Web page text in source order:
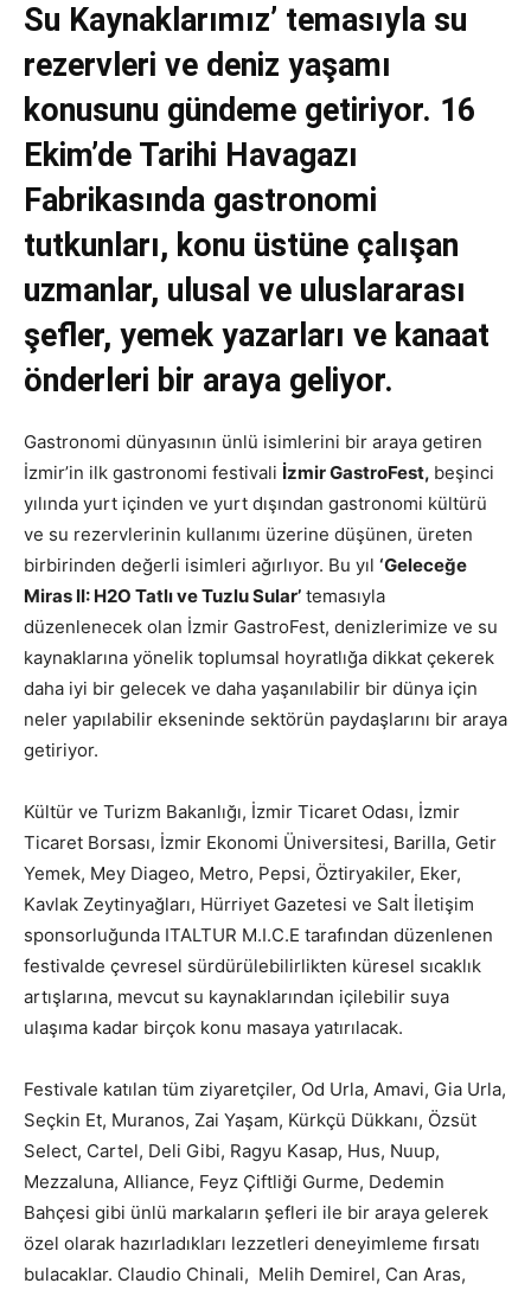
Su Kaynaklarımız’ temasıyla su
rezervleri ve deniz yaşamı
konusunu gündeme getiriyor. 16
Ekim’de Tarihi Havagazı
Fabrikasında gastronomi
tutkunları, konu üstüne çalışan
uzmanlar, ulusal ve uluslararası
şefler, yemek yazarları ve kanaat
önderleri bir araya geliyor.
Gastronomi dünyasının ünlü isimlerini bir araya getiren
İzmir’in ilk gastronomi festivali İzmir GastroFest, beşinci
yılında yurt içinden ve yurt dışından gastronomi kültürü
ve su rezervlerinin kullanımı üzerine düşünen, üreten
birbirinden değerli isimleri ağırlıyor. Bu yıl ‘Geleceğe
Miras II: H2O Tatlı ve Tuzlu Sular’ temasıyla
düzenlenecek olan İzmir GastroFest, denizlerimize ve su
kaynaklarına yönelik toplumsal hoyratlığa dikkat çekerek
daha iyi bir gelecek ve daha yaşanılabilir bir dünya için
neler yapılabilir ekseninde sektörün paydaşlarını bir araya
getiriyor.
Kültür ve Turizm Bakanlığı, İzmir Ticaret Odası, İzmir
Ticaret Borsası, İzmir Ekonomi Üniversitesi, Barilla, Getir
Yemek, Mey Diageo, Metro, Pepsi, Öztiryakiler, Eker,
Kavlak Zeytinyağları, Hürriyet Gazetesi ve Salt İletişim
sponsorluğunda ITALTUR M.I.C.E tarafından düzenlenen
festivalde çevresel sürdürülebilirlikten küresel sıcaklık
artışlarına, mevcut su kaynaklarından içilebilir suya
ulaşıma kadar birçok konu masaya yatırılacak.
Festivale katılan tüm ziyaretçiler, Od Urla, Amavi, Gia Urla,
Seçkin Et, Muranos, Zai Yaşam, Kürkçü Dükkanı, Özsüt
Select, Cartel, Deli Gibi, Ragyu Kasap, Hus, Nuup,
Mezzaluna, Alliance, Feyz Çiftliği Gurme, Dedemin
Bahçesi gibi ünlü markaların şefleri ile bir araya gelerek
özel olarak hazırladıkları lezzetleri deneyimleme fırsatı
bulacaklar. Claudio Chinali, Melih Demirel, Can Aras,